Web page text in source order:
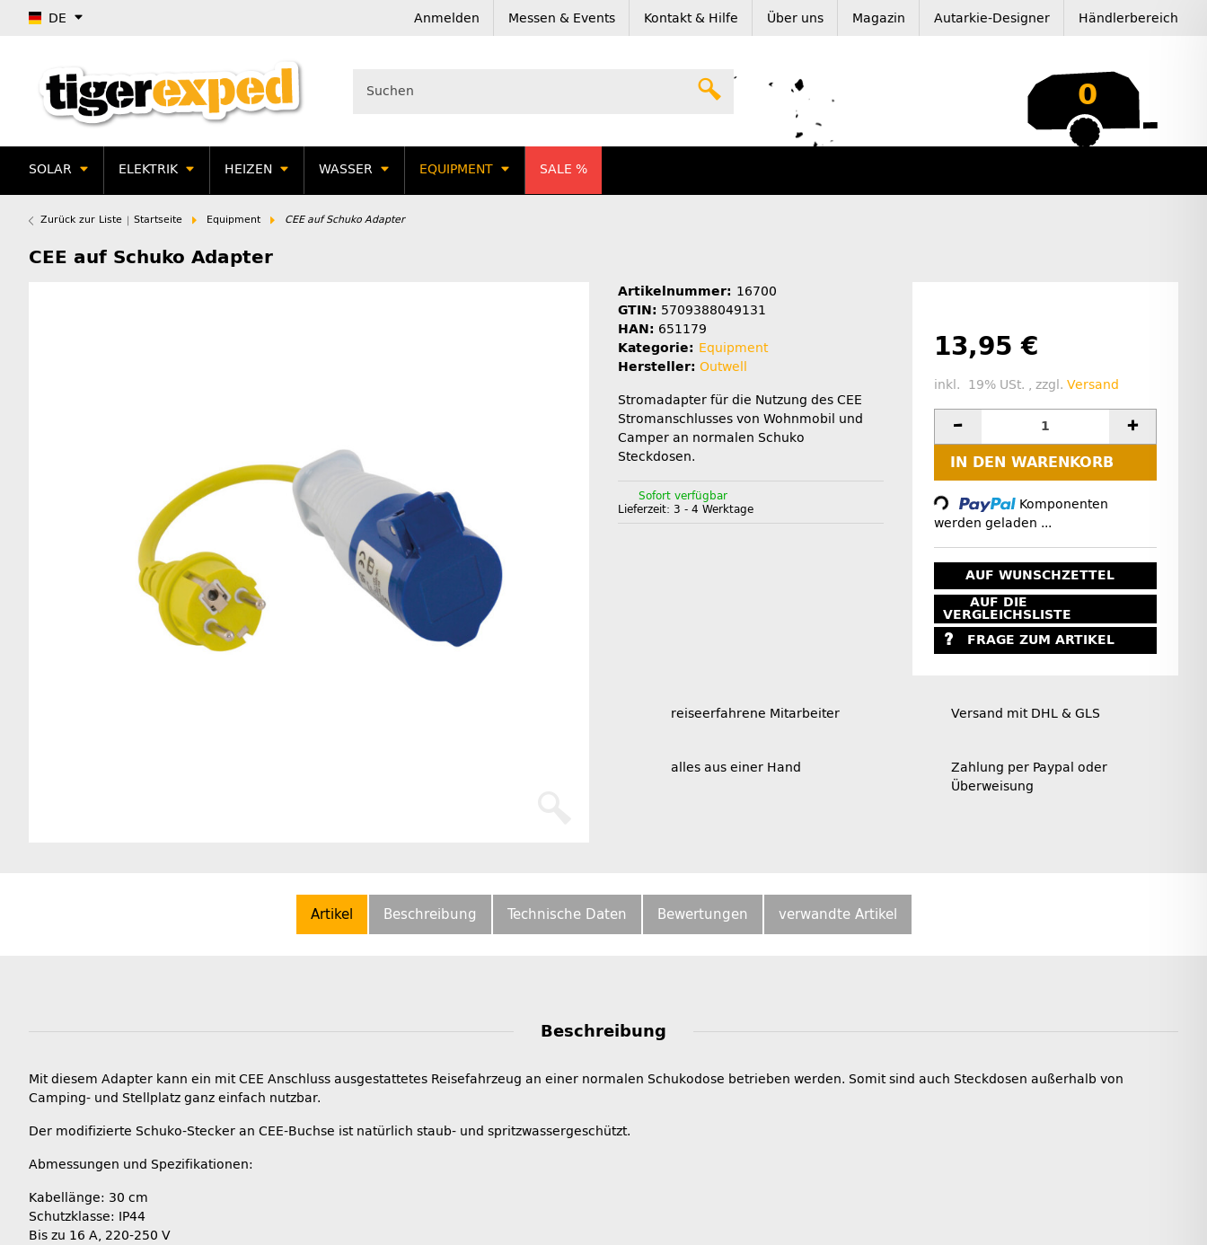
DE Anmelden Messen & Events Kontakt & Hilfe Über uns Magazin Autarkie-Designer Händlerbereich
0
SOLAR ELEKTRIK HEIZEN WASSER EQUIPMENT SALE %
Zurück zur Liste Startseite Equipment CEE auf Schuko Adapter
CEE auf Schuko Adapter
Artikelnummer: 16700
GTIN: 5709388049131
HAN: 651179
Kategorie: Equipment
Hersteller: Outwell
Stromadapter für die Nutzung des CEE
Stromanschlusses von Wohnmobil und
Camper an normalen Schuko
Steckdosen.
Sofort verfügbar
Lieferzeit: 3 - 4 Werktage
13,95 €
inkl. 19% USt. , zzgl. Versand
IN DEN WARENKORB
Loading...
Komponenten
werden geladen ...
AUF WUNSCHZETTEL
AUF DIE
VERGLEICHSLISTE
FRAGE ZUM ARTIKEL
reiseerfahrene Mitarbeiter Versand mit DHL & GLS
alles aus einer Hand
Zahlung per Paypal oder
Überweisung
Artikel Beschreibung Technische Daten Bewertungen verwandte Artikel
Beschreibung
Mit diesem Adapter kann ein mit CEE Anschluss ausgestattetes Reisefahrzeug an einer normalen Schukodose betrieben werden. Somit sind auch Steckdosen außerhalb von
Camping- und Stellplatz ganz einfach nutzbar.
Der modifizierte Schuko-Stecker an CEE-Buchse ist natürlich staub- und spritzwassergeschützt.
Abmessungen und Spezifikationen:
Kabellänge: 30 cm
Schutzklasse: IP44
Bis zu 16 A, 220-250 V